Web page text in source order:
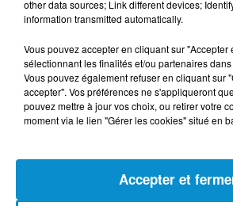
[Happy Beur] Cheb
(live)
[Happy Beur] Cheb
emblématique de la
other data sources; Link different devices;
information transmitted automatically.
Vous pouvez accepter en cliquant sur "Accepter
sélectionnant les finalités et/ou partenaires
Vous pouvez également refuser en cliquant sur
accepter". Vos préférences ne s'appliqueront
pouvez mettre à jour vos choix, ou retirer votre
moment via le lien "Gérer les cookies" situé en
Accepter et